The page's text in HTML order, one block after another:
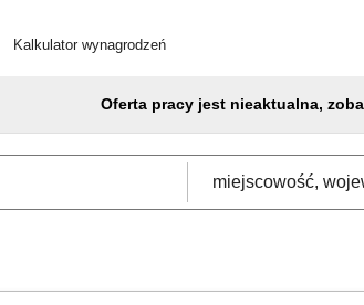
Kalkulator wynagrodzeń
Oferta pracy jest nieaktualna,